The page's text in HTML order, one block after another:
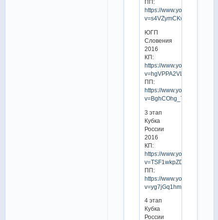
ПП:
https://www.youtube.com/
v=s4VZymCKwhg
ЮГП
Словения
2016
КП:
https://www.youtube.com/
v=hgVPPA2VLvw
ПП:
https://www.youtube.com/
v=BghCOhg_7oE
3 этап
Кубка
России
2016
КП:
https://www.youtube.com/
v=TSF1wkpZD2U
ПП:
https://www.youtube.com/
v=yg7jGq1hmjE
4 этап
Кубка
России